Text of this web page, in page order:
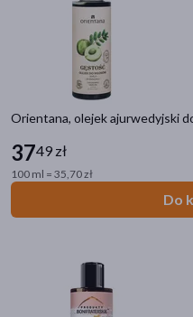
Orientana, olejek ajurwedyjski
3749 zł
100 ml = 35,70 zł
Do
Znakomitość Roku
Nowość(52)
Ostatnie sztuki
Zestaw(2)
Dostawa